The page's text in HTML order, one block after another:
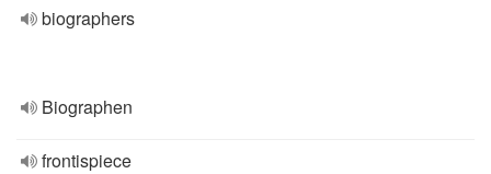
biographers
Biographen
frontispiece